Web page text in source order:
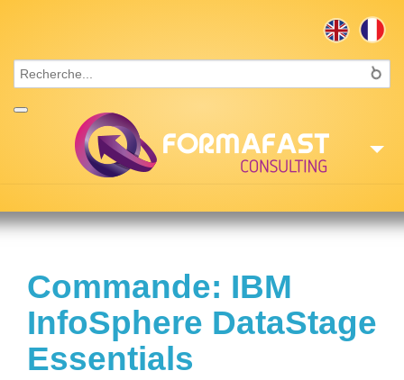
Formations
Missions
Recrutement
Commande: IBM
InfoSphere DataStage
Essentials